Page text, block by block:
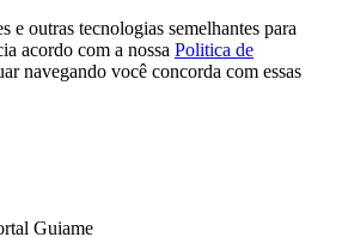
e outras tecnologias semelhantes para
acordo com a nossa Politica de
navegando você concorda com essas
Guiame